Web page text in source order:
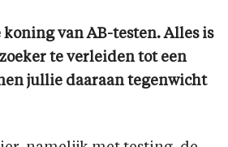
van AB-testen. Alles is
te verleiden tot een
jullie daaraan tegenwicht